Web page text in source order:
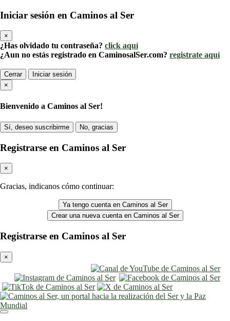
Iniciar sesión en Caminos al Ser
×
¿Has olvidado tu contraseña? click aquí
¿Aun no estás registrado en CaminosalSer.com? registrate aquí
Cerrar
Iniciar sesión
×
Bienvenido a Caminos al Ser!
Sí, deseo suscribirme No, gracias
Registrarse en Caminos al Ser
×
Gracias, indicanos cómo continuar:
Ya tengo cuenta en Caminos al Ser
Crear una nueva cuenta en Caminos al Ser
Registrarse en Caminos al Ser
×